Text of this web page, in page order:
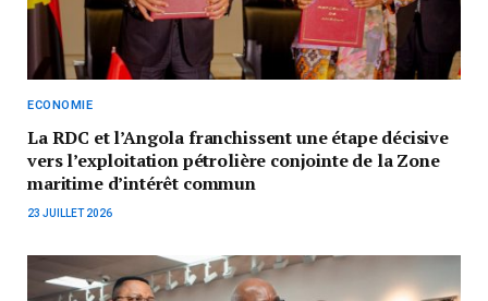
ECONOMIE
La RDC et l’Angola franchissent une étape décisive
vers l’exploitation pétrolière conjointe de la Zone
maritime d’intérêt commun
23 JUILLET 2026